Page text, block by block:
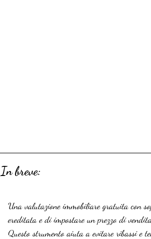
In breve:
Una valutazione immobiliare gratuita con
ereditata e di impostare un prezzo di
Questo strumento aiuta a evitare ribassi e